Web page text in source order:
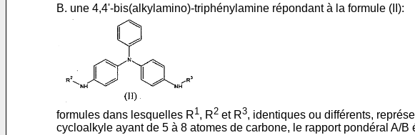
B. une 4,4'-bis(alkylamino)-triphénylamine répondant à la formule (II):
formules dans lesquelles R1, R2 et R3, identiques ou différents,
cycloalkyle ayant de 5 à 8 atomes de carbone, le rapport pondéral A/B